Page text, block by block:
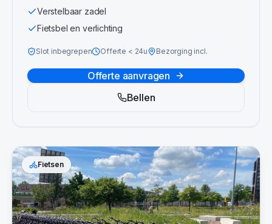
Fietsen
Verstelbaar zadel
Fietsbel en verlichting
Slot inbegrepen Offerte < 24u Bezorging incl.
Offerte aanvragen
Bellen